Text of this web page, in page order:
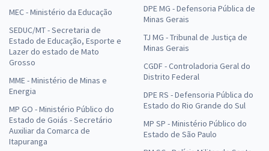
MEC - Ministério da Educação
SEDUC/MT - Secretaria de
Estado de Educação, Esporte e
Lazer do estado de Mato
Grosso
MME - Ministério de Minas e
Energia
MP GO - Ministério Público do
Estado de Goiás - Secretário
Auxiliar da Comarca de
Itapuranga
DPE MG - Defensoria Pública de
Minas Gerais
TJ MG - Tribunal de Justiça de
Minas Gerais
CGDF - Controladoria Geral do
Distrito Federal
DPE RS - Defensoria Pública do
Estado do Rio Grande do Sul
MP SP - Ministério Público do
Estado de São Paulo